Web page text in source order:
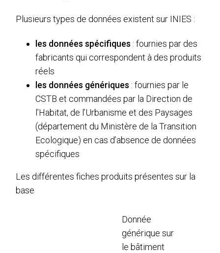
Plusieurs types de données existent sur INIES :
les données spécifiques : fournies par des
fabricants qui correspondent à des produits
réels
les données génériques : fournies par le
CSTB et commandées par la Direction de
l’Habitat, de l’Urbanisme et des Paysages
(département du Ministère de la Transition
Ecologique) en cas d’absence de données
spécifiques
Les différentes fiches produits présentes sur la
base
Donnée
générique sur
le bâtiment